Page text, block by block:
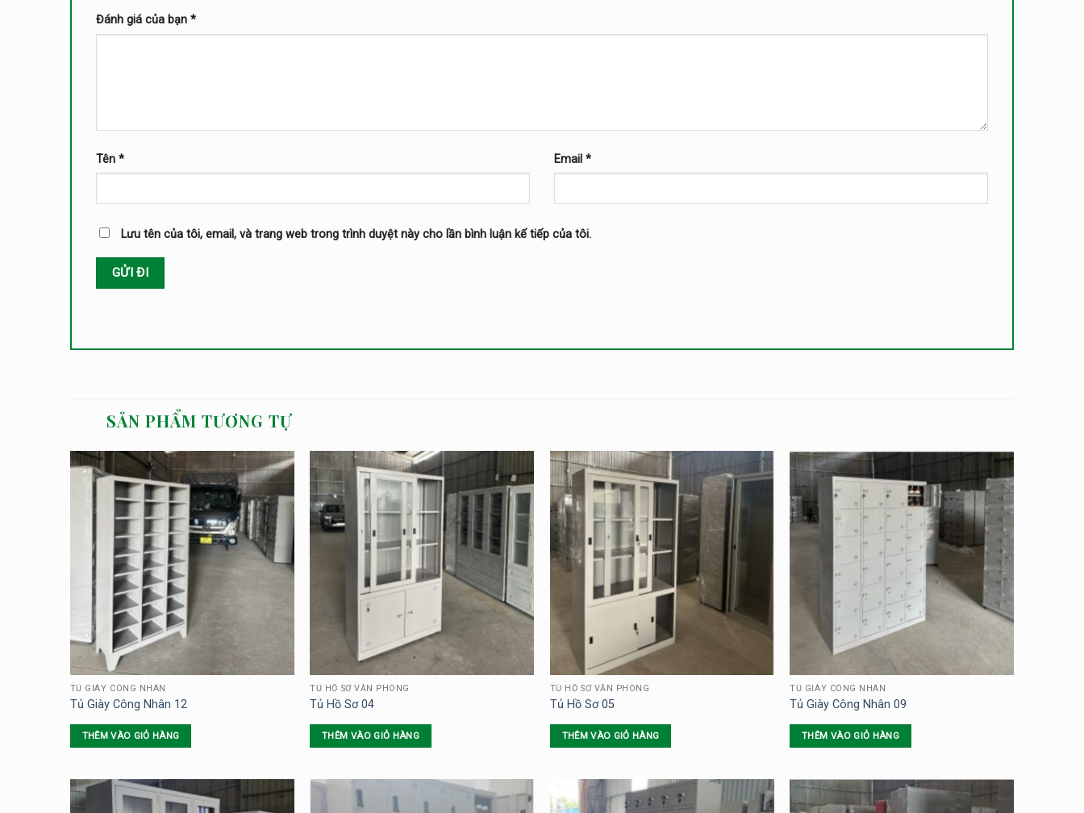
Đánh giá của bạn *
Tên * Email *
Lưu tên của tôi, email, và trang web trong trình duyệt này cho lần bình luận kế tiếp của tôi.
SẢN PHẨM TƯƠNG TỰ
TỦ GIÀY CÔNG NHÂN
Tủ Giày Công Nhân 12
THÊM VÀO GIỎ HÀNG
TỦ HỒ SƠ VĂN PHÒNG
Tủ Hồ Sơ 04
THÊM VÀO GIỎ HÀNG
TỦ HỒ SƠ VĂN PHÒNG
Tủ Hồ Sơ 05
THÊM VÀO GIỎ HÀNG
TỦ GIÀY CÔNG NHÂN
Tủ Giày Công Nhân 09
THÊM VÀO GIỎ HÀNG